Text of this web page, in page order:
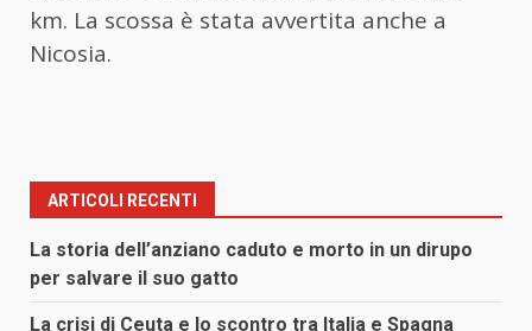
km. La scossa è stata avvertita anche a
Nicosia.
ARTICOLI RECENTI
La storia dell’anziano caduto e morto in un dirupo
per salvare il suo gatto
La crisi di Ceuta e lo scontro tra Italia e Spagna